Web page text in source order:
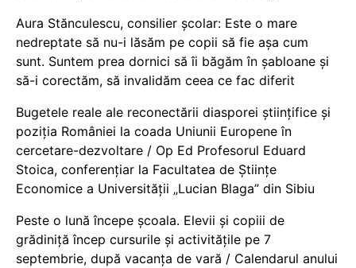
Aura Stănculescu, consilier școlar: Este o mare
nedreptate să nu-i lăsăm pe copii să fie așa cum
sunt. Suntem prea dornici să îi băgăm în șabloane și
să-i corectăm, să invalidăm ceea ce fac diferit
Bugetele reale ale reconectării diasporei științifice și
poziția României la coada Uniunii Europene în
cercetare-dezvoltare / Op Ed Profesorul Eduard
Stoica, conferențiar la Facultatea de Științe
Economice a Universității „Lucian Blaga” din Sibiu
Peste o lună începe școala. Elevii și copiii de
grădiniță încep cursurile și activitățile pe 7
septembrie, după vacanța de vară / Calendarul anului